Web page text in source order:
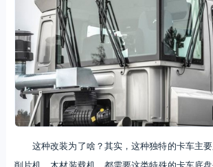
这种改装为了啥？其实，这种独特的卡车主